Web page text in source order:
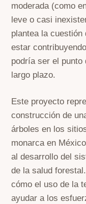
moderada (como
leve o casi
plantea la
estar
podría ser el punto
largo plazo.
Este proyecto
construcción de
árboles en los
monarca en
al desarrollo del
de la salud
cómo el uso de la
ayudar a los